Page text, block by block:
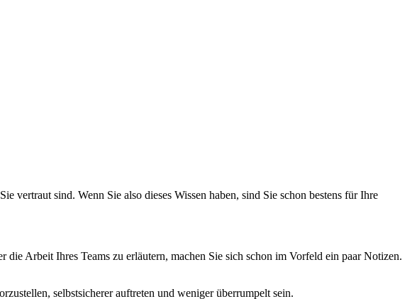
vertraut sind. Wenn Sie also dieses Wissen haben, sind Sie schon bestens für Ihre
Arbeit Ihres Teams zu erläutern, machen Sie sich schon im Vorfeld ein paar Notizen.
selbstsicherer auftreten und weniger überrumpelt sein.